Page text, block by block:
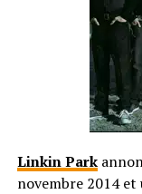
Linkin Park
novembre 2014